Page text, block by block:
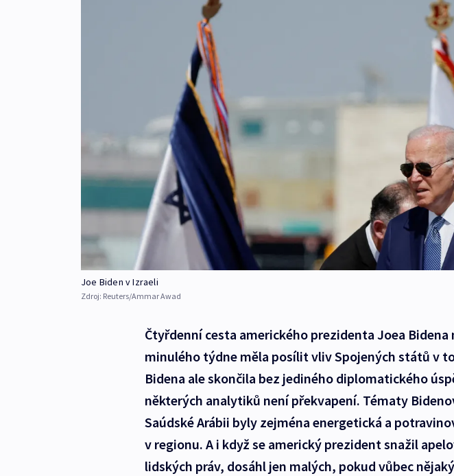
Joe Biden v Izraeli
Zdroj: Reuters/Ammar Awad
Čtyřdenní cesta amerického prezidenta Joea Bidena
minulého týdne měla posílit vliv Spojených států v
Bidena ale skončila bez jediného diplomatického
některých analytiků není překvapení. Tématy
Saúdské Arábii byly zejména energetická a
v regionu. A i když se americký prezident snažil
lidských práv, dosáhl jen malých, pokud vůbec